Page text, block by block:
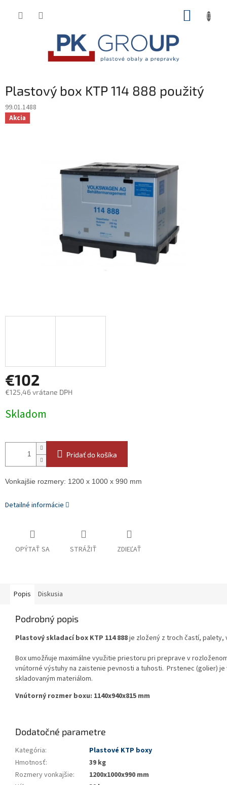
Plastový box KTP 114 888 použitý
99.01.1488
Akcia
€102
€125,46 vrátane DPH
cena:
Skladom
Pridať do košíka
Vonkajšie rozmery: 1200 x 1000 x 990 mm
Detailné informácie
OPÝTAŤ SA STRÁŽIŤ ZDIEĽAŤ
Popis Diskusia
Podrobný popis
Plastový skladací box KTP 114 888 je zložený z troch častí, palety,
Box umožňuje maximálne využitie priestoru pri preprave v
vnútorné výstuhy na zaistenie pevnosti a tuhosti.  Prstenec (golier)
skladovaným materiálom.
Vnútorný rozmer boxu: 1140x940x815 mm
Dodatočné parametre
Kategória:
Plastové KTP boxy
Hmotnosť:
39 kg
Rozmery vonkajšie:
1200x1000x990 mm